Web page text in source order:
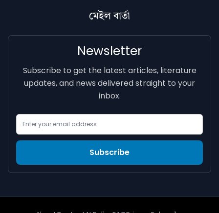
মেইল বাৰ্তা
Newsletter
Subscribe to get the latest articles, literature
updates, and news delivered straight to your
inbox.
Subscribe